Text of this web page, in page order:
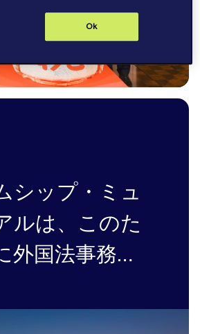
シップ・ミュ
ルは、このた
外国法事務弁
、以下
Ok